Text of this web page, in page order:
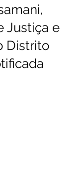
Justiça e
Distrito